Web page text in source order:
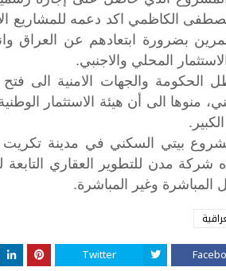
الكاظمي اكد دعمه للمشاريع
بضرورة ابتعادهم عن العراق
المحلي والاجنبي.
الحكومة والجهات الامنية الى
منوها الى أن هيئة الاستثمار
بيتي السكني في مدينة تكريت
شركة مدن للتطوير العقاري التابعة
المباشرة وغير المباشرة.
Twitter